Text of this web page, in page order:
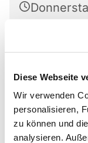
Diese Webseite
Wir verwenden
personalisieren,
zu können und
analysieren.
Markus-
Irmgard